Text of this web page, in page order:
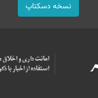
نسخه دسکتاپ